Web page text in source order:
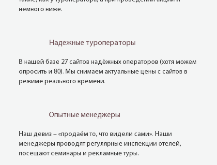
немного ниже.
Надежные туроператоры
В нашей базе 27 сайтов надёжных операторов (хотя можем
опросить и 80). Мы снимаем актуальные цены с сайтов в
режиме реального времени.
Опытные менеджеры
Наш девиз – «продаём то, что видели сами». Наши
менеджеры проводят регулярные инспекции отелей,
посещают семинары и рекламные туры.